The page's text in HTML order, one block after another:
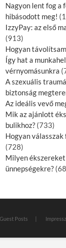
Nagyon lent fog a
hibásodott meg!
IzzyPay: az első
(913)
Hogyan
Így hat a
vérnyomásunkra
A szexuális
biztonság
Az ideális vevő
Mik az ajánlott
bulikhoz? (733)
Hogyan
(728)
Milyen
ünnepségekre?
Posts